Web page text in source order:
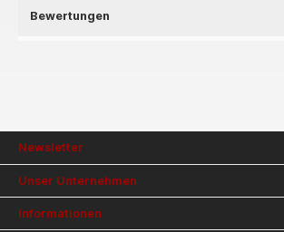
Bewertungen
Newsletter
Unser Unternehmen
Informationen